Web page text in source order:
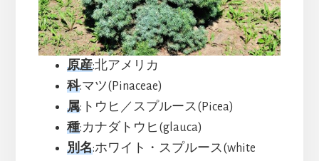
原産:北アメリカ
科:マツ(Pinaceae)
属:トウヒ／スプルース(Picea)
種:カナダトウヒ(glauca)
別名:ホワイト・スプルース(white